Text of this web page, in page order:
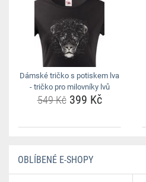
Dámské tričko s potiskem lva
- tričko pro milovníky lvů
549 Kč399 Kč
OBLÍBENÉ E-SHOPY